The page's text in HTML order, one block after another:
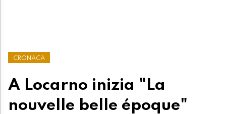
CRONACA
A Locarno inizia "La
nouvelle belle époque"